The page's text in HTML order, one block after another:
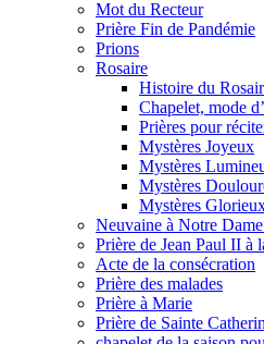
Mot du Recteur
Prière Fin de Pandémie
Prions
Rosaire
Histoire du
Chapelet, mode
Prières pour
Mystères Joyeux
Mystères
Mystères
Mystères
Neuvaine à Notre
Prière de Jean Paul II à
Acte de la consécration
Prière des malades
Prière à Marie
Prière de Sainte